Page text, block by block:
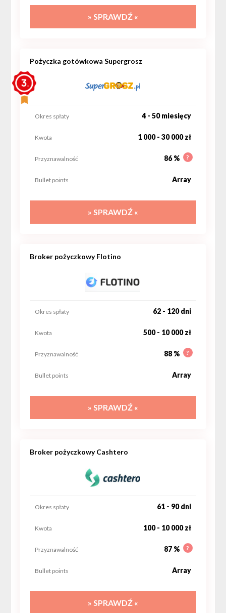
» SPRAWDŹ «
Pożyczka gotówkowa Supergrosz
4 - 50 miesięcy
Okres spłaty
1 000 - 30 000 zł
Kwota
86 % ?
Przyznawalność
Array
Bullet points
» SPRAWDŹ «
Broker pożyczkowy Flotino
62 - 120 dni
Okres spłaty
500 - 10 000 zł
Kwota
88 % ?
Przyznawalność
Array
Bullet points
» SPRAWDŹ «
Broker pożyczkowy Cashtero
61 - 90 dni
Okres spłaty
100 - 10 000 zł
Kwota
87 % ?
Przyznawalność
Array
Bullet points
» SPRAWDŹ «